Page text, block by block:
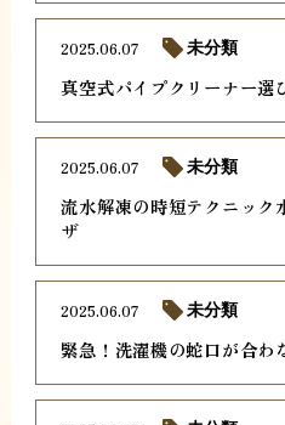
真空式パイプクリーナー選
2025.06.07 未分類
流水解凍の時短テクニック
ザ
2025.06.07 未分類
緊急！洗濯機の蛇口が合わ
2025.06.07 未分類